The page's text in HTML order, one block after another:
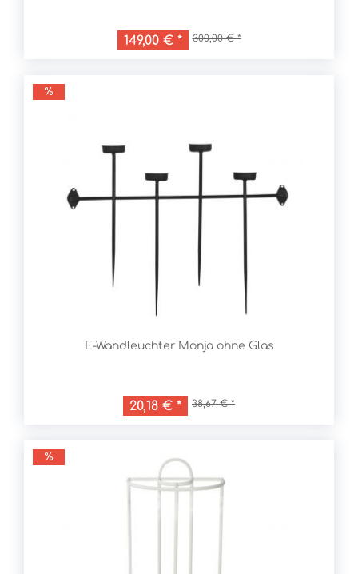
300,00 € *
149,00 € *
E-Wandleuchter Monja ohne Glas
38,67 € *
20,18 € *